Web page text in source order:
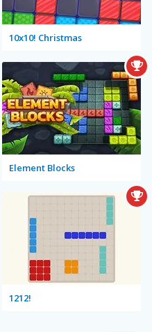
10x10! Christmas
Element Blocks
1212!